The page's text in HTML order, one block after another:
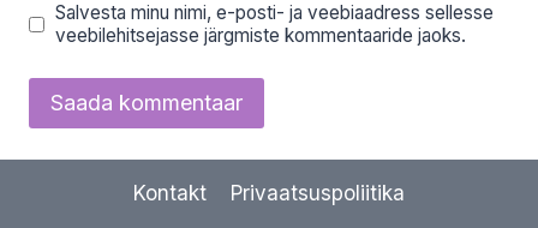
Salvesta minu nimi, e-posti- ja veebiaadress sellesse
veebilehitsejasse järgmiste kommentaaride jaoks.
Kontakt Privaatsuspoliitika